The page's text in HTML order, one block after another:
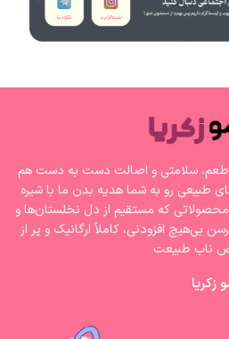
طعم، سلامتی و اصالت دست به دست هم
طبیعی رو به شما هدیه بدن ما با شیره‌
محصولاتی که مستقیم از دل نخلستان‌ها و
افزودنی، کاملاً ارگانیک و پر از
ناب طبیعت